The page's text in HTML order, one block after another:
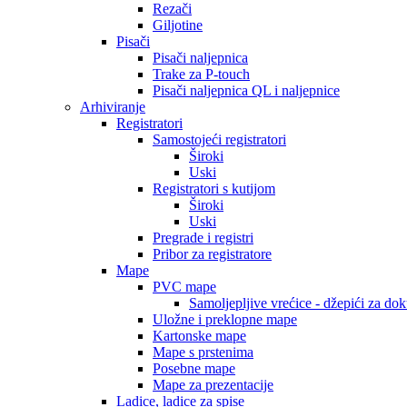
Rezači
Giljotine
Pisači
Pisači naljepnica
Trake za P-touch
Pisači naljepnica QL i naljepnice
Arhiviranje
Registratori
Samostojeći registratori
Široki
Uski
Registratori s kutijom
Široki
Uski
Pregrade i registri
Pribor za registratore
Mape
PVC mape
Samoljepljive vrećice - džepići za
Uložne i preklopne mape
Kartonske mape
Mape s prstenima
Posebne mape
Mape za prezentacije
Ladice, ladice za spise